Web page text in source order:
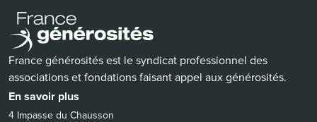
France générosités est le syndicat professionnel des
associations et fondations faisant appel aux générosités.
En savoir plus
4 Impasse du Chausson